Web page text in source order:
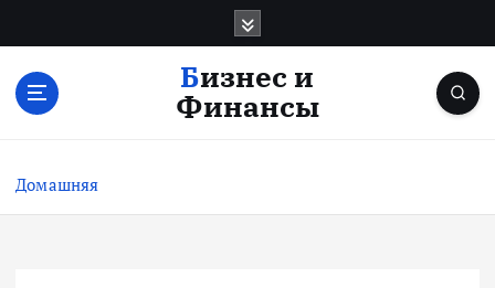
с
Бизнес и
Финансы
Домашняя